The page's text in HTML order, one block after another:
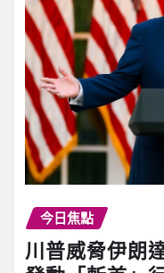
今日焦點
川普威脅伊朗